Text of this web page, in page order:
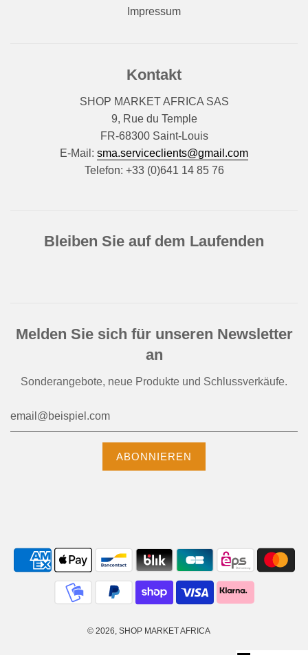
Impressum
Kontakt
SHOP MARKET AFRICA SAS
9, Rue du Temple
FR-68300 Saint-Louis
E-Mail: sma.serviceclients@gmail.com
Telefon: +33 (0)641 14 85 76
Bleiben Sie auf dem Laufenden
Melden Sie sich für unseren Newsletter
an
Sonderangebote, neue Produkte und Schlussverkäufe.
© 2026, SHOP MARKET AFRICA